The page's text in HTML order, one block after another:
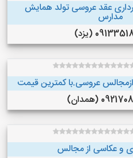
عقد عروسی تولد همایش
مدارس
(یزد)
عروسی.با کمترین قیمت
(همدان)
و عکاسی از مجالس